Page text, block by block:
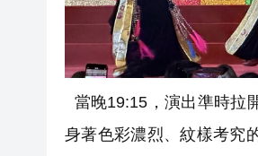
當晚19:15，演出準時拉
身著色彩濃烈、紋樣考究